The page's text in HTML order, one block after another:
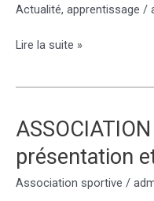
Actualité, apprentissage /
Infos
Lire la suite »
présentation
Association sportive /